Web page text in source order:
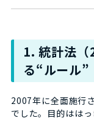
1. 統計法
る“ルール”
2007年に全面施行
でした。目的ははっ